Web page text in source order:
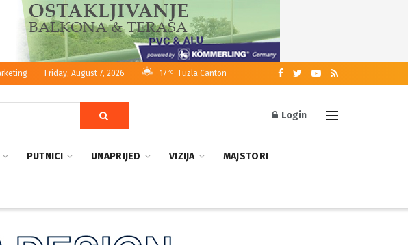
Friday, August 7, 2026 17 °C Tuzla Canton
Login
PUTNICI UNAPRIJED VIZIJA MAJSTORI